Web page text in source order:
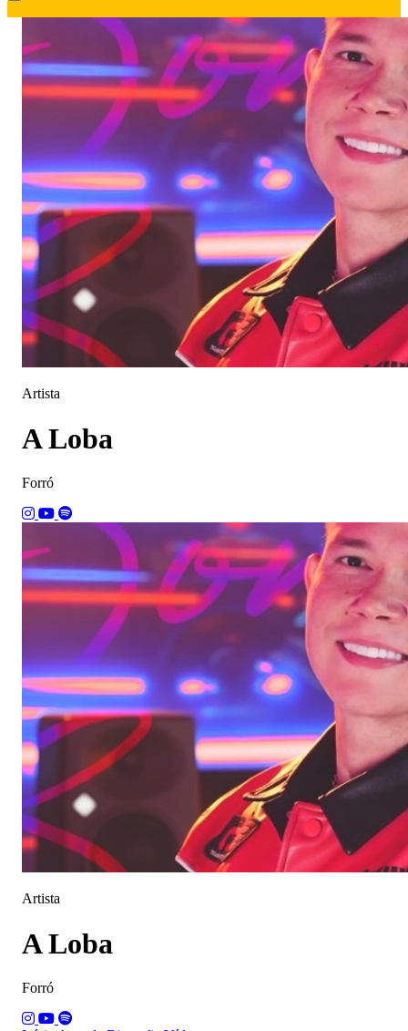
Artista
A Loba
Forró
Artista
A Loba
Forró